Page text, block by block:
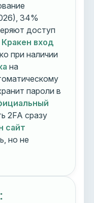
34%
доступ
Кракен вход
при наличии
на
пароли в
2FA сразу
сайт
но не